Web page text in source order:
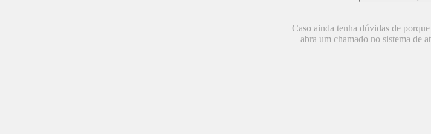
Caso ainda tenha dúvidas de
abra um chamado no sistema de